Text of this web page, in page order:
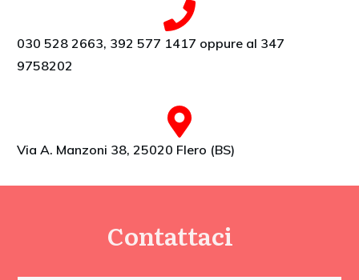
030 528 2663, 392 577 1417 oppure al 347
9758202
Via A. Manzoni 38, 25020 Flero (BS)
Contattaci